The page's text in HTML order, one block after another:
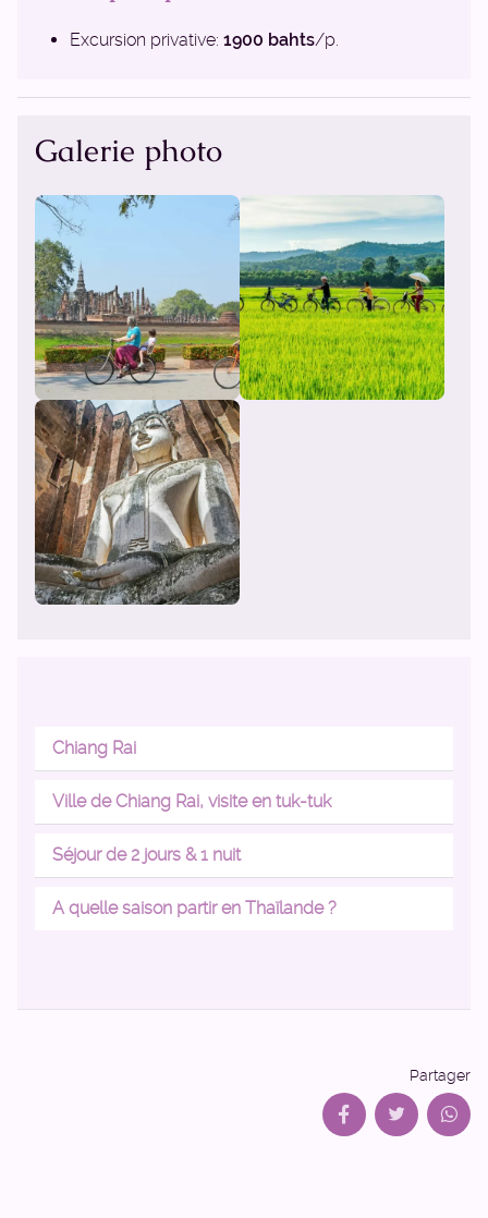
Excursion privative: 1900 bahts/p.
Galerie photo
Chiang Rai
Ville de Chiang Rai, visite en tuk-tuk
Séjour de 2 jours & 1 nuit
A quelle saison partir en Thaïlande ?
Partager